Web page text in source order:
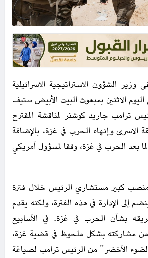
الشؤون الاستراتيجية الاسرائيلية
الاثنين بمبعوث البيت الأبيض ستيف
ترامب جاريد كوشنر لمناقشة المقترح
الاسرى وإنهاء الحرب في غزة، بالإضافة
بعد الحرب في غزة، وفقا لمسؤول أمريكي
كبير مستشاري الرئيس خلال فترة
إلى الإدارة في هذه الفترة، ولكنه يقدم
بشأن الحرب في غزة. في الأسابيع
من مشاركته بشكل ملحوظ في قضية غزة،
الأخضر" من الرئيس ترامب لصياغة